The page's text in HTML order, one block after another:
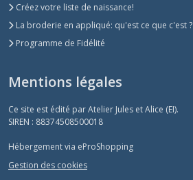
Créez votre liste de naissance!
La broderie en appliqué: qu'est ce que c'est ?
Programme de Fidélité
Mentions légales
Ce site est édité par Atelier Jules et Alice (EI).
SIREN : 88374508500018
Hébergement via eProShopping
Gestion des cookies